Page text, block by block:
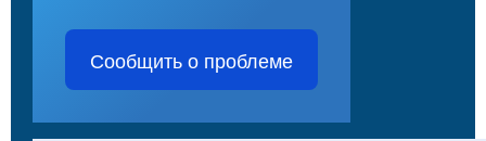
Сообщить о проблеме